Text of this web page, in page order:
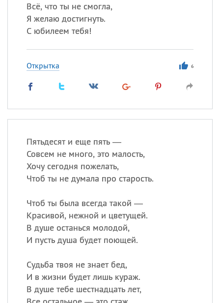
Всё, что ты не смогла,
Я желаю достигнуть.
С юбилеем тебя!
Открытка 6
Пятьдесят и еще пять —
Совсем не много, это малость,
Хочу сегодня пожелать,
Чтоб ты не думала про старость.
Чтоб ты была всегда такой —
Красивой, нежной и цветущей.
В душе останься молодой,
И пусть душа будет поющей.
Судьба твоя не знает бед,
И в жизни будет лишь кураж.
В душе тебе шестнадцать лет,